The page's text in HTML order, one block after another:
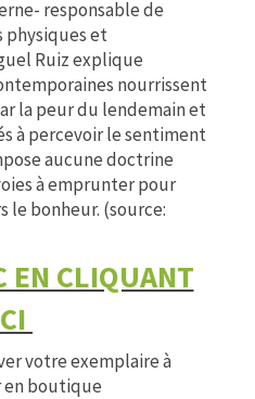
responsable de
physiques et
Ruiz explique
nourrissent
la peur du lendemain et
à percevoir le sentiment
aucune doctrine
à emprunter pour
le bonheur. (source:
EN CLIQUANT
votre exemplaire à
en boutique